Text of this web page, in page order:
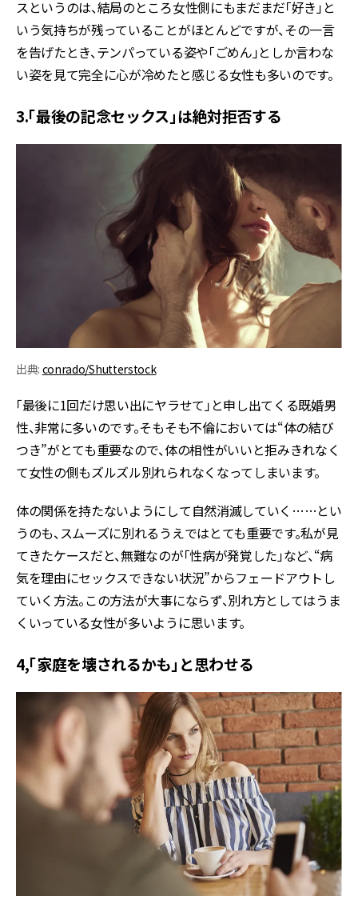
スというのは、結局のところ女性側にもまだまだ「好き」と
いう気持ちが残っていることがほとんどですが、その一言
を告げたとき、テンパっている姿や「ごめん」としか言わな
い姿を見て完全に心が冷めたと感じる女性も多いのです。
3.「最後の記念セックス」は絶対拒否する
出典: conrado/Shutterstock
「最後に1回だけ思い出にヤラせて」と申し出てくる既婚男
性、非常に多いのです。そもそも不倫においては“体の結び
つき”がとても重要なので、体の相性がいいと拒みきれなく
て女性の側もズルズル別れられなくなってしまいます。
体の関係を持たないようにして自然消滅していく……とい
うのも、スムーズに別れるうえではとても重要です。私が見
てきたケースだと、無難なのが「性病が発覚した」など、“病
気を理由にセックスできない状況”からフェードアウトし
ていく方法。この方法が大事にならず、別れ方としてはうま
くいっている女性が多いように思います。
4,「家庭を壊されるかも」と思わせる